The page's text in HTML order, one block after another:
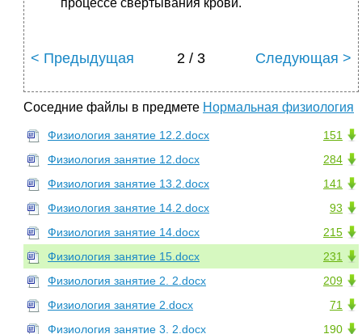
процессе свертывания крови.
< Предыдущая 2 / 3 Следующая >
Соседние файлы в предмете Нормальная физиология
151
Физиология занятие 12.2.docx
284
Физиология занятие 12.docx
141
Физиология занятие 13.2.docx
93
Физиология занятие 14.2.docx
215
Физиология занятие 14.docx
231
Физиология занятие 15.docx
209
Физиология занятие 2. 2.docx
71
Физиология занятие 2.docx
190
Физиология занятие 3. 2.docx